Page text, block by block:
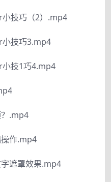
技巧（2）.mp4
小技巧3.mp4
技1巧4.mp4
.mp4
作.mp4
遮罩效果.mp4